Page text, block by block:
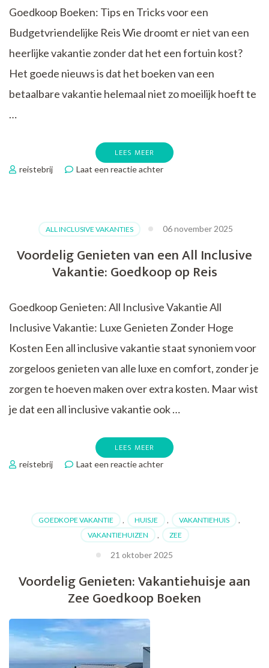
Goedkoop Boeken: Tips en Tricks voor een
Budgetvriendelijke Reis Wie droomt er niet van een
heerlijke vakantie zonder dat het een fortuin kost?
Het goede nieuws is dat het boeken van een
betaalbare vakantie helemaal niet zo moeilijk hoeft te
…
LEES MEER
reistebrij Laat een reactie achterop
Boeken
Jouw
Vakantie
ALL INCLUSIVE VAKANTIES 06 november 2025
Voordelig Genieten van een All Inclusive
Vakantie: Goedkoop op Reis
Goedkoop Genieten: All Inclusive Vakantie All
Inclusive Vakantie: Luxe Genieten Zonder Hoge
Kosten Een all inclusive vakantie staat synoniem voor
zorgeloos genieten van alle luxe en comfort, zonder je
zorgen te hoeven maken over extra kosten. Maar wist
je dat een all inclusive vakantie ook …
LEES MEER
reistebrij Laat een reactie achterop
een
All
Inclusive
Vakantie:
op
GOEDKOPE VAKANTIE , HUISJE , VAKANTIEHUIS
,
VAKANTIEHUIZEN
, ZEE
21 oktober 2025
Voordelig Genieten: Vakantiehuisje aan
Zee Goedkoop Boeken